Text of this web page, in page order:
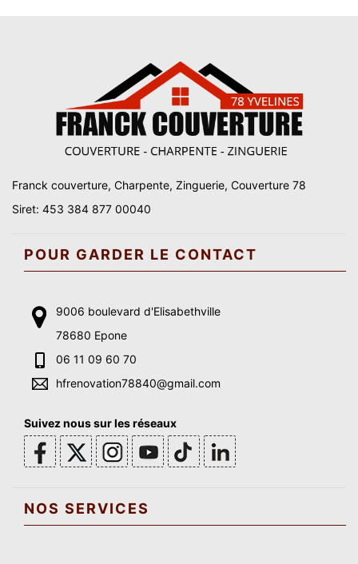
Franck couverture, Charpente, Zinguerie, Couverture 78
Siret: 453 384 877 00040
POUR GARDER LE CONTACT
9006 boulevard d'Elisabethville
78680 Epone
06 11 09 60 70
hfrenovation78840@gmail.com
Suivez nous sur les réseaux
NOS SERVICES